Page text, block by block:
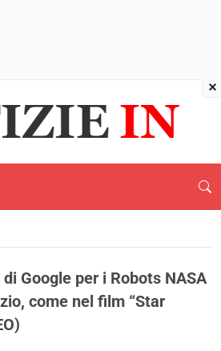
Google per i Robots NASA
come nel film “Star
×